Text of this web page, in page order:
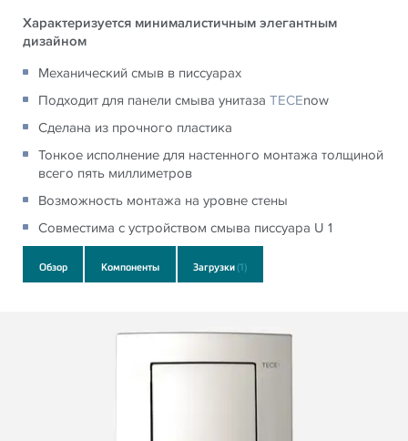
Характеризуется минималистичным элегантным
дизайном
Механический смыв в писсуарах
Подходит для панели смыва унитаза TECEnow
Сделана из прочного пластика
Тонкое исполнение для настенного монтажа толщиной
всего пять миллиметров
Возможность монтажа на уровне стены
Совместима с устройством смыва писсуара U 1
Обзор Компоненты Загрузки(1)